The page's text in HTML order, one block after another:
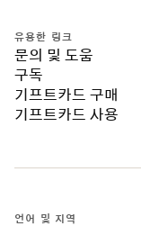
유용한 링크
문의 및 도움
구독
기프트카드 구매
기프트카드 사용
언어 및 지역